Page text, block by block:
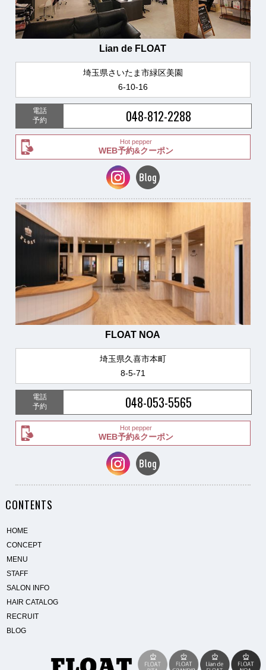
Lian de FLOAT
埼玉県さいたま市緑区美園
6-10-16
電話
予約
048-812-2288
Hot pepper
WEB予約&クーポン
FLOAT NOA
埼玉県久喜市本町
8-5-71
電話
予約
048-053-5565
Hot pepper
WEB予約&クーポン
CONTENTS
HOME
CONCEPT
MENU
STAFF
SALON INFO
HAIR CATALOG
RECRUIT
BLOG